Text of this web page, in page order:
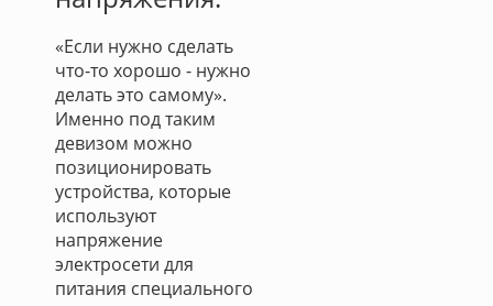
«Если нужно сделать
что-то хорошо - нужно
делать это самому».
Именно под таким
девизом можно
позиционировать
устройства, которые
используют
напряжение
электросети для
питания специального